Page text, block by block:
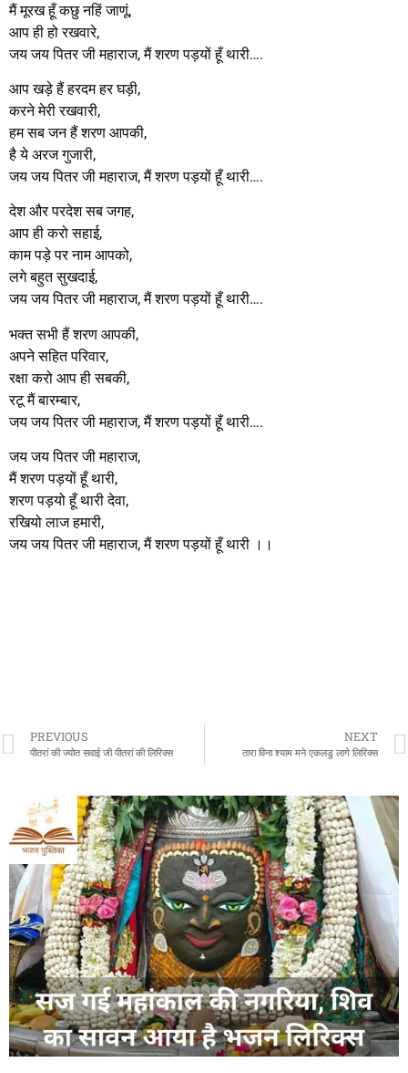
मैं मूरख हूँ कछु नहिं जाणूं,
आप ही हो रखवारे,
जय जय पितर जी महाराज, मैं शरण पड़यों हूँ थारी….
आप खड़े हैं हरदम हर घड़ी,
करने मेरी रखवारी,
हम सब जन हैं शरण आपकी,
है ये अरज गुजारी,
जय जय पितर जी महाराज, मैं शरण पड़यों हूँ थारी….
देश और परदेश सब जगह,
आप ही करो सहाई,
काम पड़े पर नाम आपको,
लगे बहुत सुखदाई,
जय जय पितर जी महाराज, मैं शरण पड़यों हूँ थारी….
भक्त सभी हैं शरण आपकी,
अपने सहित परिवार,
रक्षा करो आप ही सबकी,
रटू मैं बारम्बार,
जय जय पितर जी महाराज, मैं शरण पड़यों हूँ थारी….
जय जय पितर जी महाराज,
मैं शरण पड़यों हूँ थारी,
शरण पड़यो हूँ थारी देवा,
रखियो लाज हमारी,
जय जय पितर जी महाराज, मैं शरण पड़यों हूँ थारी ।।
PREVIOUS
पीतरां की ज्योत सवाई जी पीतरां की लिरिक्स
NEXT
तारा विना श्याम मने एकलडु लागे लिरिक्स